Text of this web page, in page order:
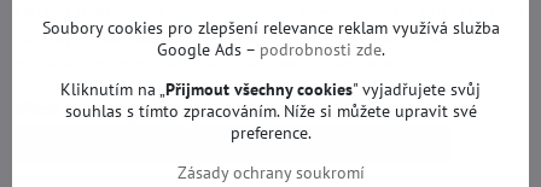
Zajišťuje zpracování obrazového signálu, řízení dalších komponent a
přispívá k celkové kvalitě a spolehlivosti televizoru.
Více z kategorie
Základní desky | LG TV
Soubory cookies pro zlepšení relevance reklam využívá služba
Google Ads – podrobnosti zde.
Kliknutím na „ Přijmout všechny cookies" vyjadřujete svůj
souhlas s tímto zpracováním. Níže si můžete upravit své
preference.
Zásady ochrany soukromí